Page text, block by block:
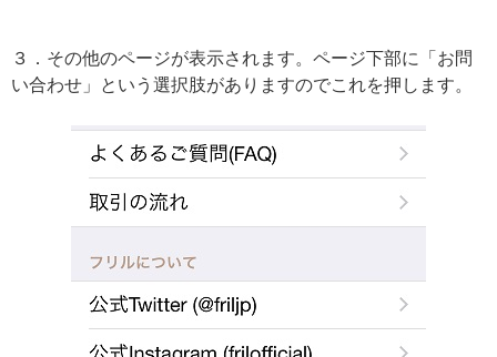
３．その他のページが表示されます。ページ下部に「お問
い合わせ」という選択肢がありますのでこれを押します。